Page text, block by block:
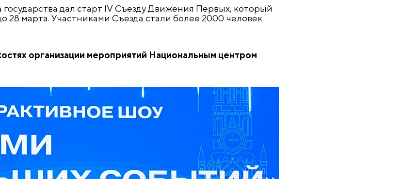
дал старт IV Съезду Движения Первых, который
28 марта. Участниками Съезда стали более 2000 человек
организации мероприятий Национальным центром